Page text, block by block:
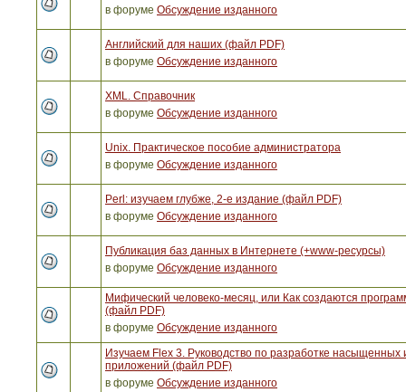
в форуме Обсуждение изданного
Английский для наших (файл PDF)
в форуме Обсуждение изданного
XML. Справочник
в форуме Обсуждение изданного
Unix. Практическое пособие администратора
в форуме Обсуждение изданного
Perl: изучаем глубже, 2-е издание (файл PDF)
в форуме Обсуждение изданного
Публикация баз данных в Интернете (+www-ресурсы)
в форуме Обсуждение изданного
Мифический человеко-месяц, или Как создаются
(файл PDF)
в форуме Обсуждение изданного
Изучаем Flex 3. Руководство по разработке насыщенных
приложений (файл PDF)
в форуме Обсуждение изданного